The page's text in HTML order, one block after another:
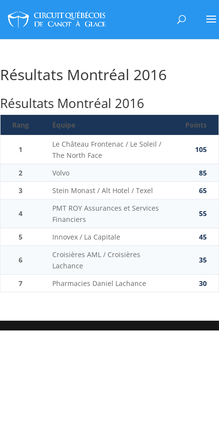
Résultats Montréal 2016
Résultats Montréal 2016
Rang Équipe Points
1
Le Château Frontenac / Le Soleil /
The North Face
105
2 Volvo
85
3
Stein Monast / Alt Hotel / Texel 65
4
PMT ROY Assurances et Services
Financiers
55
5 Innovex / La Capitale 45
6
Croisières AML / Croisières
Lachance
35
7 Pharmacies Daniel Lachance 30